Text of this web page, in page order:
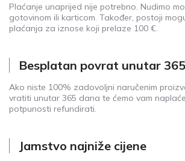
Plaćanje unaprijed nije potrebno. Nudimo
gotovinom ili karticom. Također, postoji
plaćanja za iznose koji prelaze 100 €.
Besplatan povrat unutar
Ako niste 100% zadovoljni naručenim
vratiti unutar 365 dana te ćemo vam
potpunosti refundirati.
Jamstvo najniže cijene